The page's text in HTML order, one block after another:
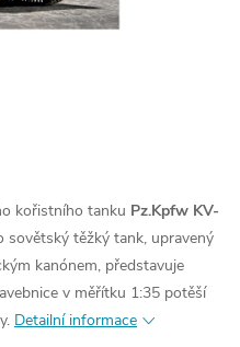
kořistního tanku Pz.Kpfw KV-
sovětský těžký tank, upravený
kanónem, představuje
v měřítku 1:35 potěší
Detailní informace